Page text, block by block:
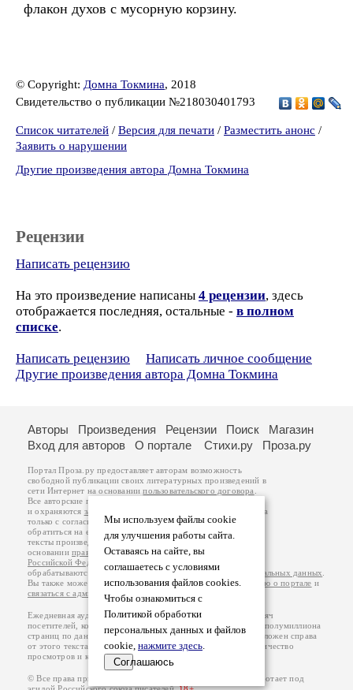
флакон духов с мусорную корзину.
© Copyright: Домна Токмина, 2018
Свидетельство о публикации №218030401793
Список читателей / Версия для печати / Разместить анонс /
Заявить о нарушении
Другие произведения автора Домна Токмина
Рецензии
Написать рецензию
На это произведение написаны 4 рецензии, здесь
отображается последняя, остальные - в полном
списке.
Написать рецензию
Написать личное сообщение
Другие произведения автора Домна Токмина
Мы используем файлы cookie
для улучшения работы сайта.
Оставаясь на сайте, вы
соглашаетесь с условиями
использования файлов cookies.
Чтобы ознакомиться с
Политикой обработки
персональных данных и файлов
cookie, нажмите здесь.
Соглашаюсь
Авторы Произведения Рецензии Поиск
Магазин
Вход для авторов
О портале Стихи.ру Проза.ру
Портал Проза.ру предоставляет авторам возможность
свободной публикации своих литературных произведений в
сети Интернет на основаниипользовательского договора
Все авторские права на произведения принадлежат авторам
и охраняются законом
. Перепечатка произведений возможна
только с согласия его автора, к которому вы можете
обратиться на его авторской странице. Ответственность за
тексты произведений авторы несут самостоятельно на
основанииправил публикацииизаконодательства
Российской Федерации
обрабатываются на основанииПолитики обработки персональных данных
Вы также можете посмотреть более подробнуюинформацию о портале и
связаться с администрацией
Ежедневная аудитория портала Проза.ру – порядка 100 тысяч
посетителей, которые в общей сумме просматривают более полумиллиона
страниц по данным счетчика посещаемости, который расположен справа
от этого текста. В каждой графе указано по две цифры: количество
просмотров и количество посетителей.
© Все права принадлежат авторам, 2000-2026. Портал работает под